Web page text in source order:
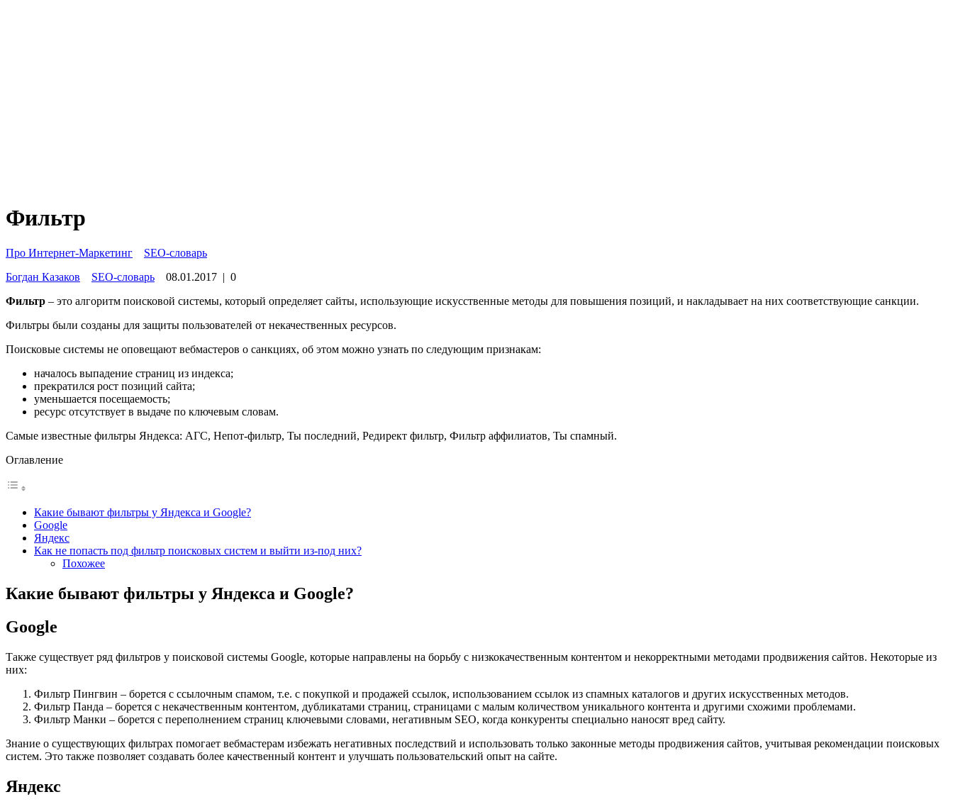
Фильтр
Про Интернет-Маркетинг
SEO-словарь
Богдан Казаков
SEO-словарь 08.01.2017 | 0
Фильтр – это алгоритм поисковой системы, который определяет сайты, использующие искусственные методы для повышения позиций, и накладывает на них соответствующие санкции.
Фильтры были созданы для защиты пользователей от некачественных ресурсов.
Поисковые системы не оповещают вебмастеров о санкциях, об этом можно узнать по следующим признакам:
началось выпадение страниц из индекса;
прекратился рост позиций сайта;
уменьшается посещаемость;
ресурс отсутствует в выдаче по ключевым словам.
Самые известные фильтры Яндекса: АГС, Непот-фильтр, Ты последний, Редирект фильтр, Фильтр аффилиатов, Ты спамный.
Оглавление
Какие бывают фильтры у Яндекса и Google?
Google
Яндекс
Как не попасть под фильтр поисковых систем и выйти из-под них?
Похожее
Какие бывают фильтры у Яндекса и Google?
Google
Также существует ряд фильтров у поисковой системы Google, которые направлены на борьбу с низкокачественным контентом и некорректными методами продвижения сайтов. Некоторые из
них:
Фильтр Пингвин – борется с ссылочным спамом, т.е. с покупкой и продажей ссылок, использованием ссылок из спамных каталогов и других искусственных методов.
Фильтр Панда – борется с некачественным контентом, дубликатами страниц, страницами с малым количеством уникального контента и другими схожими проблемами.
Фильтр Манки – борется с переполнением страниц ключевыми словами, негативным SEO, когда конкуренты специально наносят вред сайту.
Знание о существующих фильтрах помогает вебмастерам избежать негативных последствий и использовать только законные методы продвижения сайтов, учитывая рекомендации поисковых
систем. Это также позволяет создавать более качественный контент и улучшать пользовательский опыт на сайте.
Яндекс